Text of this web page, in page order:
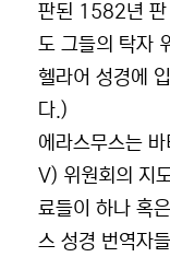
판된 1582년 판
도 그들의 탁자
헬라어 성경에
다.)
에라스무스는
V) 위원회의 지
료들이 하나 혹
스 성경 번역자